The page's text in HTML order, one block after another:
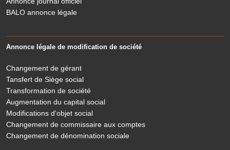
BALO annonce légale
Annonce légale de modification de société
Changement de gérant
Tansfert de Siège social
Transformation de société
Augmentation du capital social
Modifications d'objet social
Changement de commissaire aux comptes
Changement de dénomination sociale